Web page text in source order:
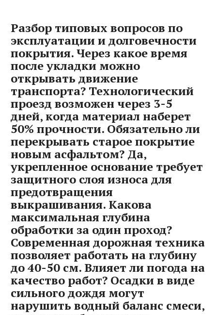
Разбор типовых вопросов по
эксплуатации и долговечности
покрытия. Через какое время
после укладки можно
открывать движение
транспорта? Технологический
проезд возможен через 3-5
дней‚ когда материал наберет
50% прочности. Обязательно ли
перекрывать старое покрытие
новым асфальтом? Да‚
укрепленное основание требует
защитного слоя износа для
предотвращения
выкрашивания. Какова
максимальная глубина
обработки за один проход?
Современная дорожная техника
позволяет работать на глубину
до 40-50 см. Влияет ли погода на
качество работ? Осадки в виде
сильного дождя могут
нарушить водный баланс смеси‚